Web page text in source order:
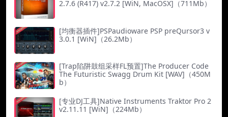
2.7.6 (R417) v2.7.2 [WiN, MacOSX]（711Mb）
[均衡器插件]PSPaudioware PSP preQursor3 v
3.0.1 [WiN]（26.2Mb）
[Trap陷阱鼓组采样FL预置]The Producer Code
The Futuristic Swagg Drum Kit [WAV]（450M
b）
[专业DJ工具]Native Instruments Traktor Pro 2
v2.11.11 [WiN]（224Mb）